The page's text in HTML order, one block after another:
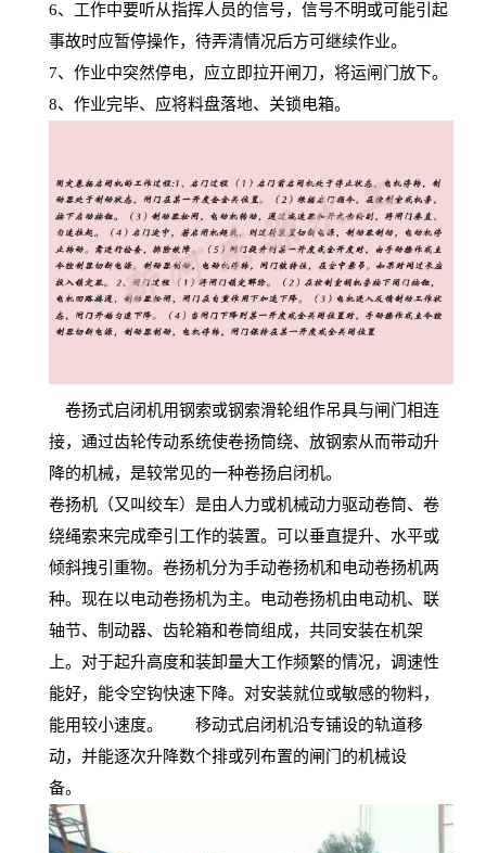
6、工作中要听从指挥人员的信号，信号不明或可能引起
事故时应暂停操作，待弄清情况后方可继续作业。
7、作业中突然停电，应立即拉开闸刀，将运闸门放下。
8、作业完毕、应将料盘落地、关锁电箱。
卷扬式启闭机用钢索或钢索滑轮组作吊具与闸门相连
接，通过齿轮传动系统使卷扬筒绕、放钢索从而带动升
降的机械，是较常见的一种卷扬启闭机。
卷扬机（又叫绞车）是由人力或机械动力驱动卷筒、卷
绕绳索来完成牵引工作的装置。可以垂直提升、水平或
倾斜拽引重物。卷扬机分为手动卷扬机和电动卷扬机两
种。现在以电动卷扬机为主。电动卷扬机由电动机、联
轴节、制动器、齿轮箱和卷筒组成，共同安装在机架
上。对于起升高度和装卸量大工作频繁的情况，调速性
能好，能令空钩快速下降。对安装就位或敏感的物料，
能用较小速度。 移动式启闭机沿专铺设的轨道移
动，并能逐次升降数个排或列布置的闸门的机械设
备。